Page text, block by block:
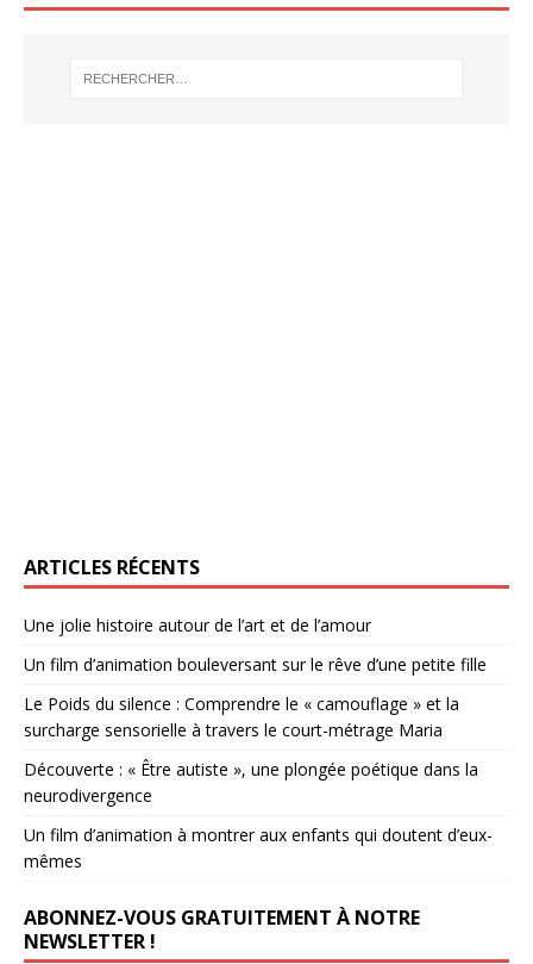
ARTICLES RÉCENTS
Une jolie histoire autour de l’art et de l’amour
Un film d’animation bouleversant sur le rêve d’une petite fille
Le Poids du silence : Comprendre le « camouflage » et la
surcharge sensorielle à travers le court-métrage Maria
Découverte : « Être autiste », une plongée poétique dans la
neurodivergence
Un film d’animation à montrer aux enfants qui doutent d’eux-
mêmes
ABONNEZ-VOUS GRATUITEMENT À NOTRE
NEWSLETTER !